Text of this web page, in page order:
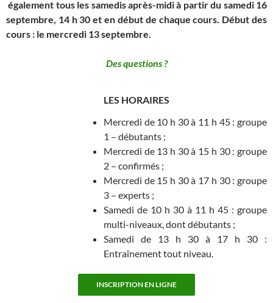
également tous les samedis après-midi à partir du samedi 16
septembre, 14 h 30 et en début de chaque cours. Début des
cours : le mercredi 13 septembre.
Des questions ?
LES HORAIRES
Mercredi de 10 h 30 à 11 h 45 : groupe
1 – débutants ;
Mercredi de 13 h 30 à 15 h 30 : groupe
2 – confirmés ;
Mercredi de 15 h 30 à 17 h 30 : groupe
3 – experts ;
Samedi de 10 h 30 à 11 h 45 : groupe
multi-niveaux, dont débutants ;
Samedi de 13 h 30 à 17 h 30 :
Entraînement tout niveau.
INSCRIPTION EN LIGNE